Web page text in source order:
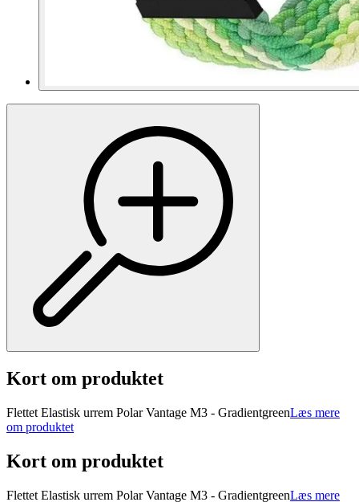
Kort om produktet
Flettet Elastisk urrem Polar Vantage M3 - GradientgreenLæs mere
om produktet
Kort om produktet
Flettet Elastisk urrem Polar Vantage M3 - GradientgreenLæs mere